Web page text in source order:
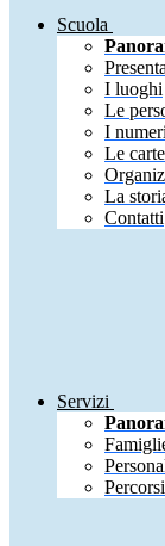
Scuola
I luoghi
Le
I
Le
La
Contatti
Servizi